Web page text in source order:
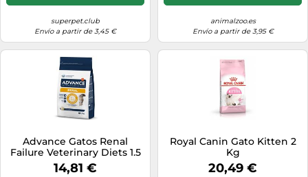
superpet.club
Envío a partir de 3,45 €
animalzoo.es
Envío a partir de 3,95 €
Advance Gatos Renal
Failure Veterinary Diets 1.5
Kg
14,81 €
Royal Canin Gato Kitten 2
Kg
20,49 €